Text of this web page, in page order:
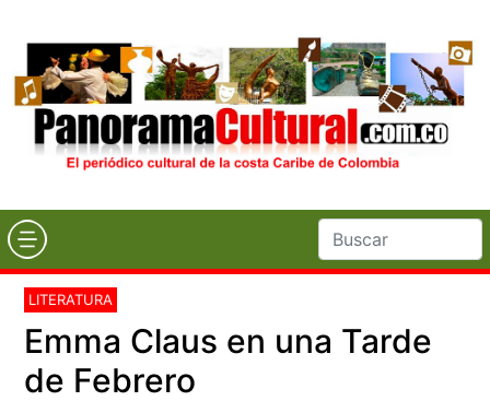
LITERATURA
Emma Claus en una Tarde
de Febrero